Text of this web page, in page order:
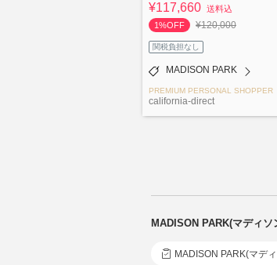
¥117,660 送料込
1%OFF
¥120,000
関税負担なし
MADISON PARK
PREMIUM PERSONAL SHOPPER
california-direct
MADISON PARK(マディ
MADISON PARK(マデ